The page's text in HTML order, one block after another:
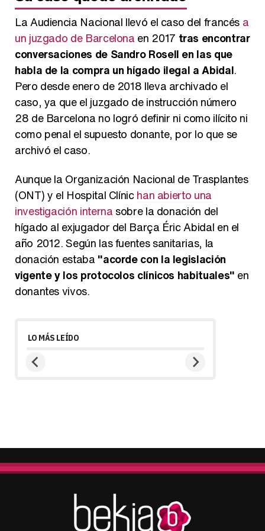
La Audiencia Nacional llevó el caso del francés a
un juzgado de Barcelona en 2017 tras encontrar
conversaciones de Sandro Rosell en las que
habla de la compra un hígado ilegal a Abidal.
Pero desde enero de 2018 lleva archivado el
caso, ya que el juzgado de instrucción número
28 de Barcelona no logró definir ni como ilícito ni
como penal el supuesto donante, por lo que se
archivó el caso.
Aunque la Organización Nacional de Trasplantes
(ONT) y el Hospital Clínichan abierto una
investigación interna sobre la donación del
hígado al exjugador del Barça Éric Abidal en el
año 2012. Según las fuentes sanitarias, la
donación estaba "acorde con la legislación
vigente y los protocolos clínicos habituales" en
donantes vivos.
LO MÁS LEÍDO